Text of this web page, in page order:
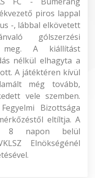
piros lappal
-, lábbal elkövetett
gólszerzési
meg. A kiállítást
nélkül elhagyta a
A játéktéren kívül
még tovább,
vele szemben.
Bizottsága
eltíltja. A
8 napon belül
Elnökségénél